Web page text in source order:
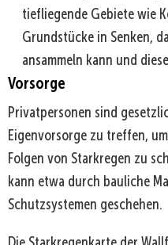
tiefliegende Gebiete wie
Grundstücke in Senken,
ansammeln kann und
Vorsorge
Privatpersonen sind
Eigenvorsorge zu treffen,
Folgen von Starkregen zu
kann etwa durch bauliche
Schutzsystemen geschehen.